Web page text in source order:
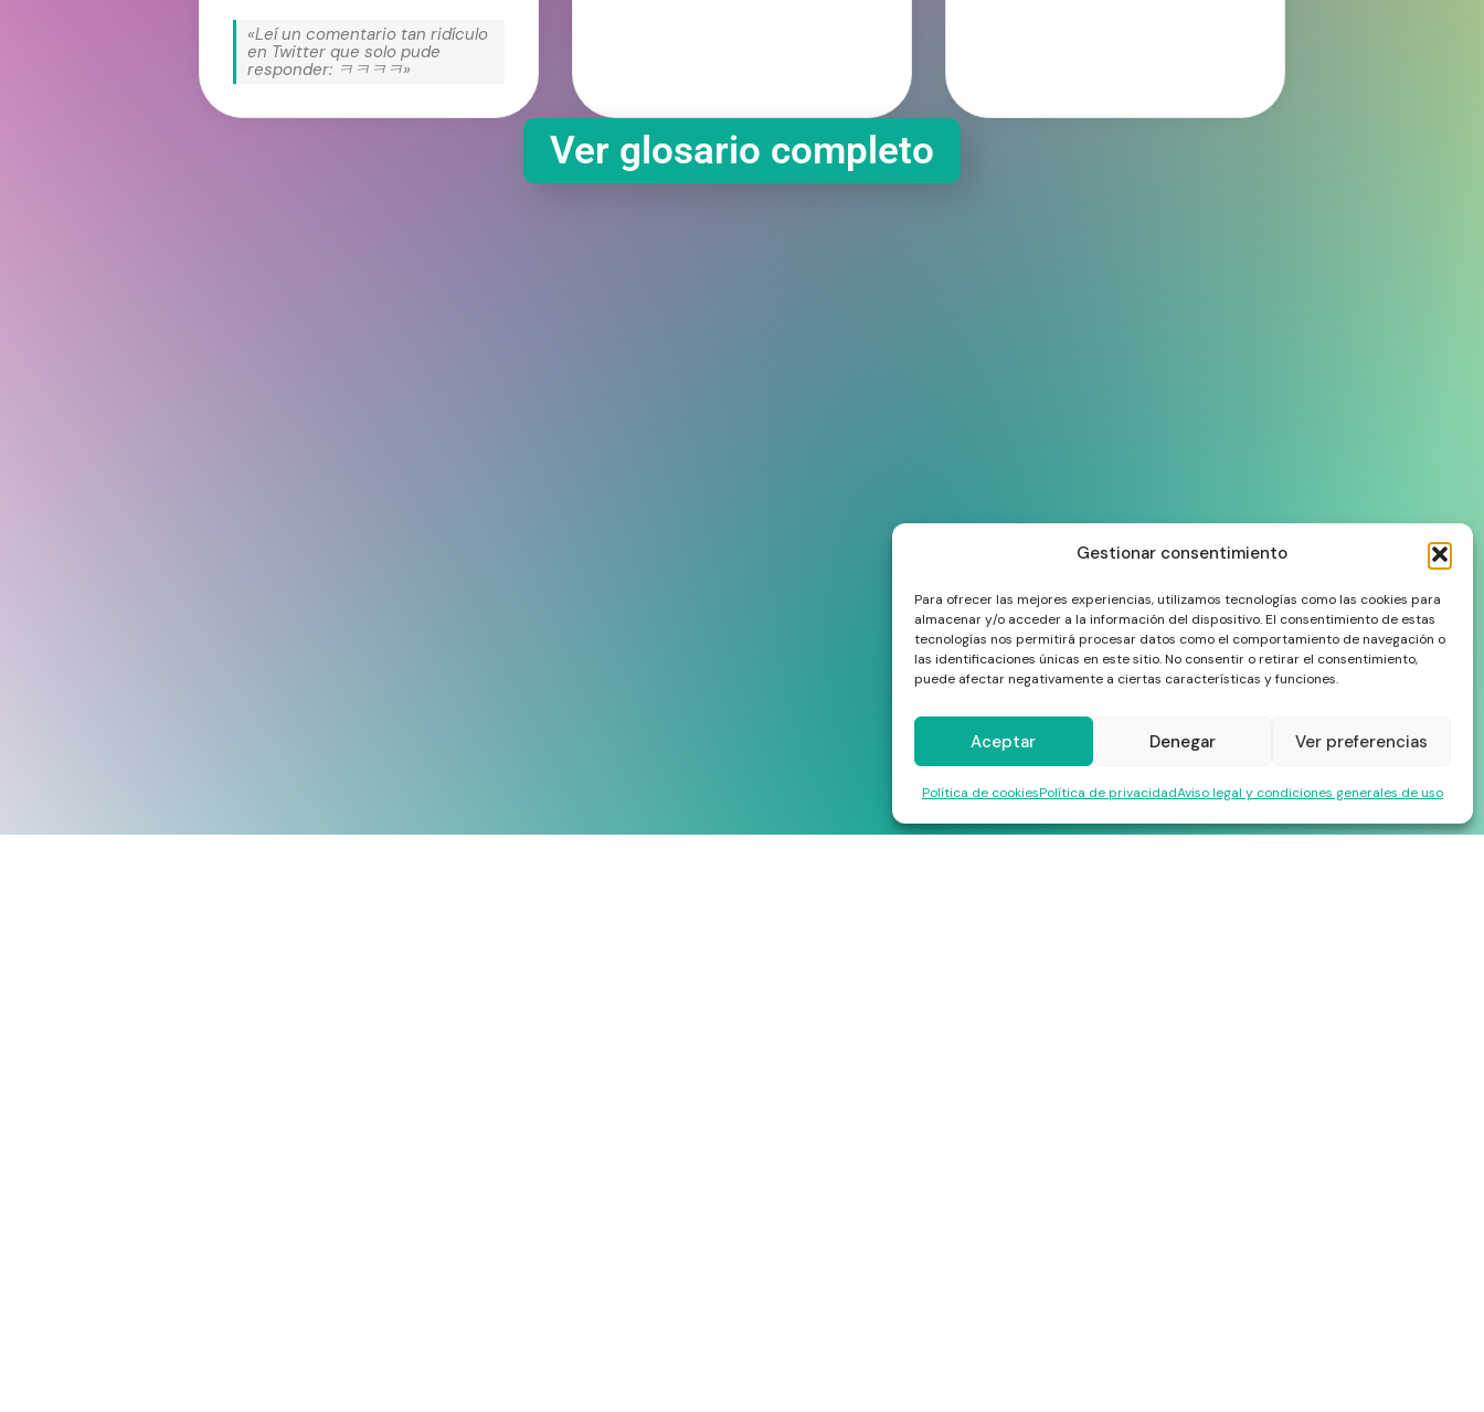
Gestionar consentimiento
Para ofrecer las mejores experiencias, utilizamos tecnologías como las cookies para
almacenar y/o acceder a la información del dispositivo. El consentimiento de estas
tecnologías nos permitirá procesar datos como el comportamiento de navegación o
las identificaciones únicas en este sitio. No consentir o retirar el consentimiento,
puede afectar negativamente a ciertas características y funciones.
Aceptar Denegar Ver preferencias
Política de cookiesPolítica de privacidadAviso legal y condiciones generales de uso
«Leí un comentario tan ridículo
en Twitter que solo pude
responder: ㅋㅋㅋㅋ»
Ver glosario completo